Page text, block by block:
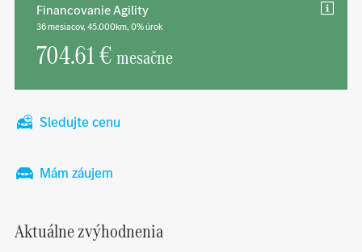
Financovanie Agility
36 mesiacov, 45.000km, 0% úrok
704.61 €mesačne
Sledujte cenu
Mám záujem
Aktuálne zvýhodnenia